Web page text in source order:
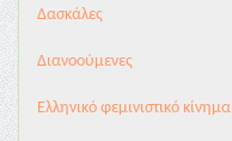
Δασκάλες
Διανoούμενες
Ελληνικό φεμινιστικό κίνημα